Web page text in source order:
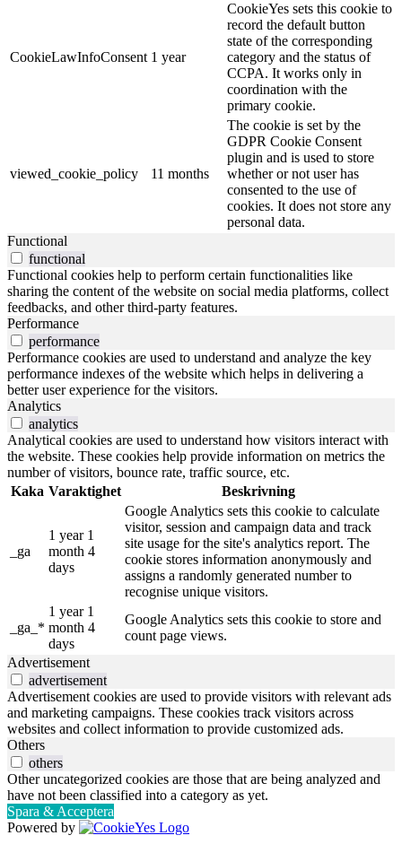
CookieLawInfoConsent 1 year
CookieYes sets this cookie to
record the default button
state of the corresponding
category and the status of
CCPA. It works only in
coordination with the
primary cookie.
viewed_cookie_policy 11 months
The cookie is set by the
GDPR Cookie Consent
plugin and is used to store
whether or not user has
consented to the use of
cookies. It does not store any
personal data.
Functional
functional
Functional cookies help to perform certain functionalities like
sharing the content of the website on social media platforms, collect
feedbacks, and other third-party features.
Performance
performance
Performance cookies are used to understand and analyze the key
performance indexes of the website which helps in delivering a
better user experience for the visitors.
Analytics
analytics
Analytical cookies are used to understand how visitors interact with
the website. These cookies help provide information on metrics the
number of visitors, bounce rate, traffic source, etc.
Kaka Varaktighet Beskrivning
_ga
1 year 1
month 4
days
Google Analytics sets this cookie to calculate
visitor, session and campaign data and track
site usage for the site's analytics report. The
cookie stores information anonymously and
assigns a randomly generated number to
recognise unique visitors.
_ga_*
1 year 1
month 4
days
Google Analytics sets this cookie to store and
count page views.
Advertisement
advertisement
Advertisement cookies are used to provide visitors with relevant ads
and marketing campaigns. These cookies track visitors across
websites and collect information to provide customized ads.
Others
others
Other uncategorized cookies are those that are being analyzed and
have not been classified into a category as yet.
Spara & Acceptera
Powered by